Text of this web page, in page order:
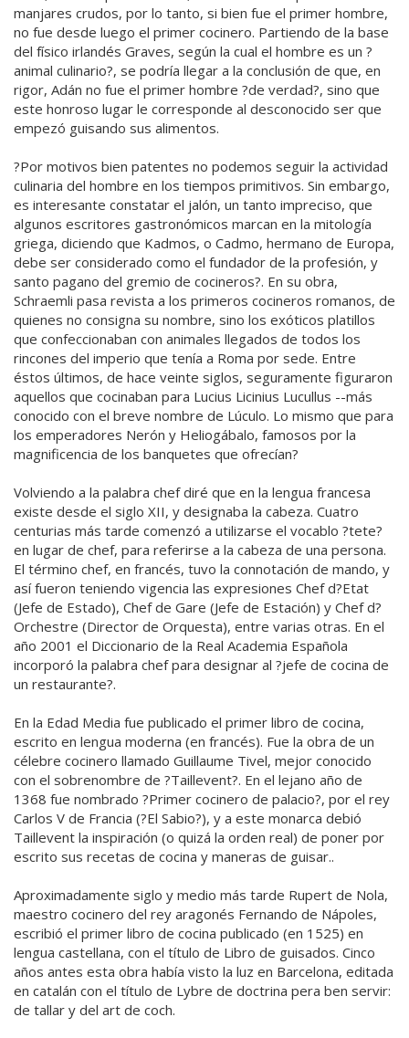
manjares crudos, por lo tanto, si bien fue el primer hombre,
no fue desde luego el primer cocinero. Partiendo de la base
del físico irlandés Graves, según la cual el hombre es un ?
animal culinario?, se podría llegar a la conclusión de que, en
rigor, Adán no fue el primer hombre ?de verdad?, sino que
este honroso lugar le corresponde al desconocido ser que
empezó guisando sus alimentos.
?Por motivos bien patentes no podemos seguir la actividad
culinaria del hombre en los tiempos primitivos. Sin embargo,
es interesante constatar el jalón, un tanto impreciso, que
algunos escritores gastronómicos marcan en la mitología
griega, diciendo que Kadmos, o Cadmo, hermano de Europa,
debe ser considerado como el fundador de la profesión, y
santo pagano del gremio de cocineros?. En su obra,
Schraemli pasa revista a los primeros cocineros romanos, de
quienes no consigna su nombre, sino los exóticos platillos
que confeccionaban con animales llegados de todos los
rincones del imperio que tenía a Roma por sede. Entre
éstos últimos, de hace veinte siglos, seguramente figuraron
aquellos que cocinaban para Lucius Licinius Lucullus --más
conocido con el breve nombre de Lúculo. Lo mismo que para
los emperadores Nerón y Heliogábalo, famosos por la
magnificencia de los banquetes que ofrecían?
Volviendo a la palabra chef diré que en la lengua francesa
existe desde el siglo XII, y designaba la cabeza. Cuatro
centurias más tarde comenzó a utilizarse el vocablo ?tete?
en lugar de chef, para referirse a la cabeza de una persona.
El término chef, en francés, tuvo la connotación de mando, y
así fueron teniendo vigencia las expresiones Chef d?Etat
(Jefe de Estado), Chef de Gare (Jefe de Estación) y Chef d?
Orchestre (Director de Orquesta), entre varias otras. En el
año 2001 el Diccionario de la Real Academia Española
incorporó la palabra chef para designar al ?jefe de cocina de
un restaurante?.
En la Edad Media fue publicado el primer libro de cocina,
escrito en lengua moderna (en francés). Fue la obra de un
célebre cocinero llamado Guillaume Tivel, mejor conocido
con el sobrenombre de ?Taillevent?. En el lejano año de
1368 fue nombrado ?Primer cocinero de palacio?, por el rey
Carlos V de Francia (?El Sabio?), y a este monarca debió
Taillevent la inspiración (o quizá la orden real) de poner por
escrito sus recetas de cocina y maneras de guisar..
Aproximadamente siglo y medio más tarde Rupert de Nola,
maestro cocinero del rey aragonés Fernando de Nápoles,
escribió el primer libro de cocina publicado (en 1525) en
lengua castellana, con el título de Libro de guisados. Cinco
años antes esta obra había visto la luz en Barcelona, editada
en catalán con el título de Lybre de doctrina pera ben servir:
de tallar y del art de coch.